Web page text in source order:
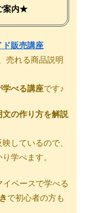
案内★
販売講座
売れる商品説明
学べる講座です♪
の作り方を解説
しているので、
学べます。
ペースで学べる
で初心者の方も